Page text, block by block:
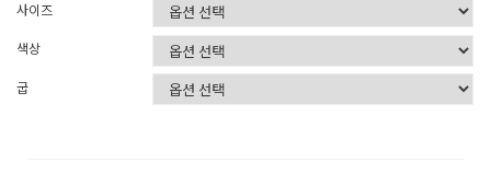
사이즈
색상
굽